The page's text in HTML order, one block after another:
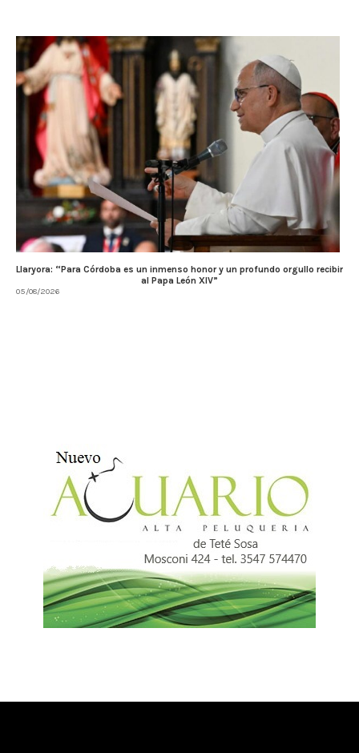
Llaryora: “Para Córdoba es un inmenso honor y un profundo orgullo recibir
al Papa León XIV”
05/08/2026